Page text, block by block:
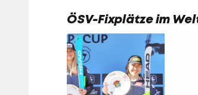
ÖSV-Fixplätze im